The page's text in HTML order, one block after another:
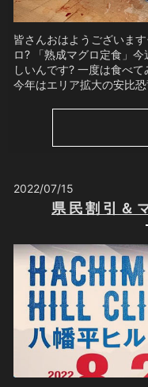
皆さんおはようございま
ロ? 「熟成マグロ定食」
しいんです? 一度は食べ
今年はエリア拡大の安比
2022/07/15
県民割引＆